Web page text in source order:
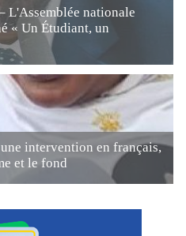
L'Assemblée nationale
« Un Étudiant, un
intervention en français,
et le fond